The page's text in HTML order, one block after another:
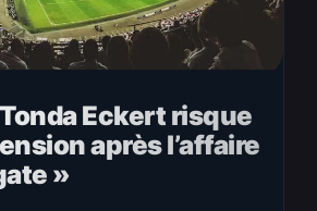
Eckert risque
après l’affaire
»